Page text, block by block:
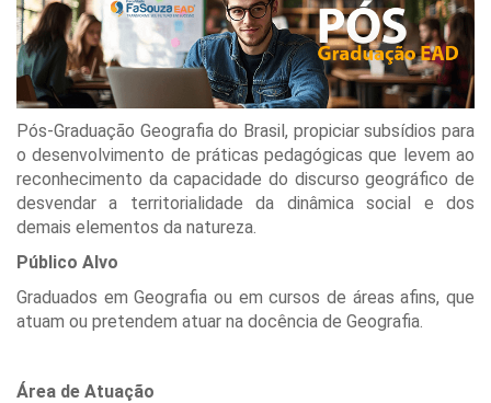
Pós-Graduação Geografia do Brasil, propiciar subsídios para
o desenvolvimento de práticas pedagógicas que levem ao
reconhecimento da capacidade do discurso geográfico de
desvendar a territorialidade da dinâmica social e dos
demais elementos da natureza.
Público Alvo
Graduados em Geografia ou em cursos de áreas afins, que
atuam ou pretendem atuar na docência de Geografia.
Área de Atuação